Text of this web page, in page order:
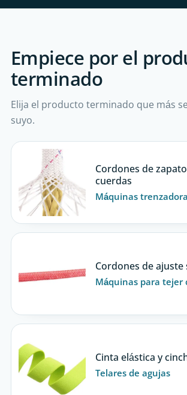
Empiece por el
terminado
Elija el producto terminado que más
suyo.
Cordones de
cuerdas
Máquinas
Cordones de ajuste
Máquinas para tejer
Cinta elástica y
Telares de agujas